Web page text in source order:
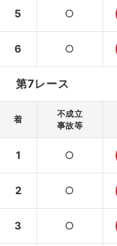
5 ○
6 ○
第7レース
着
不成立
事故等
1 ○
2 ○
3 ○